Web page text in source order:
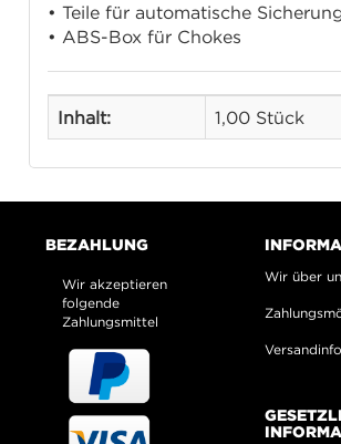
• Teile für automatische
• ABS-Box für Chokes
Inhalt: 1,00 Stück
BEZAHLUNG
Wir akzeptieren
folgende
Zahlungsmittel
Wir über